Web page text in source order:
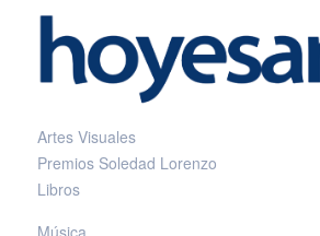
Artes Visuales
Premios Soledad Lorenzo
Libros
Música